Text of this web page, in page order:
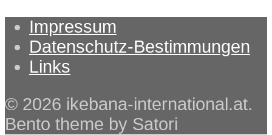
Impressum
Datenschutz-Bestimmungen
Links
© 2026 ikebana-international.at.
Bento theme by Satori